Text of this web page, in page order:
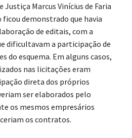
Marcus Vinícius de Faria
ficou demonstrado que havia
de editais, com a
dificultavam a participação de
do esquema. Em alguns casos,
nas licitações eram
direta dos próprios
ser elaborados pelo
os mesmos empresários
os contratos.